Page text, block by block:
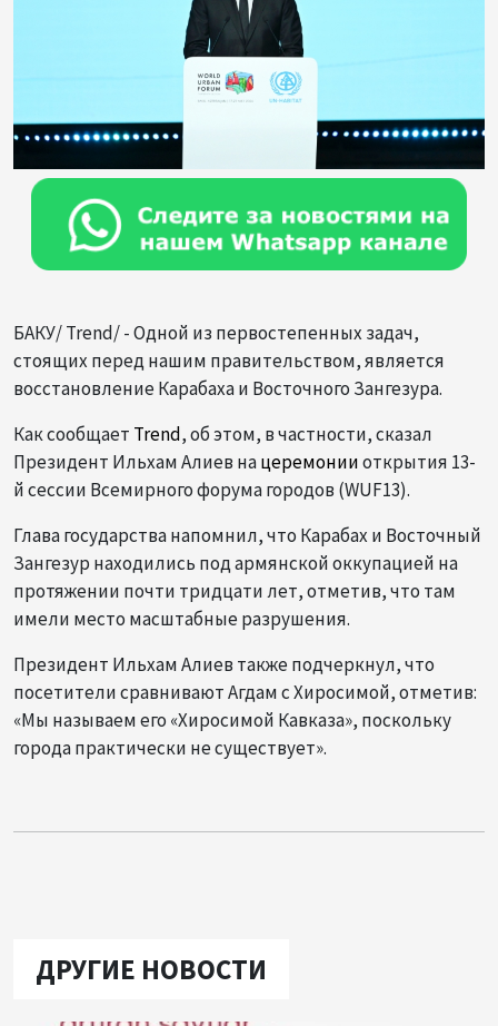
БАКУ/ Trend/ - Одной из первостепенных задач,
стоящих перед нашим правительством, является
восстановление Карабаха и Восточного Зангезура.
Как сообщает Trend, об этом, в частности, сказал
Президент Ильхам Алиев нацеремонииоткрытия 13-
й сессии Всемирного форума городов (WUF13).
Глава государства напомнил, что Карабах и Восточный
Зангезур находились под армянской оккупацией на
протяжении почти тридцати лет, отметив, что там
имели место масштабные разрушения.
Президент Ильхам Алиев также подчеркнул, что
посетители сравнивают Агдам с Хиросимой, отметив:
«Мы называем его «Хиросимой Кавказа», поскольку
города практически не существует».
ДРУГИЕ НОВОСТИ